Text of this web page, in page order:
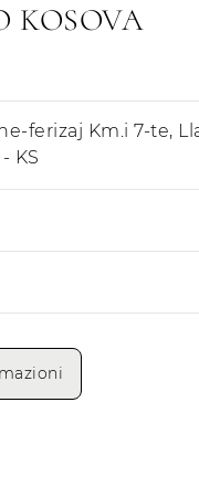
KOSOVA
ferizaj Km.i 7-te,
KS